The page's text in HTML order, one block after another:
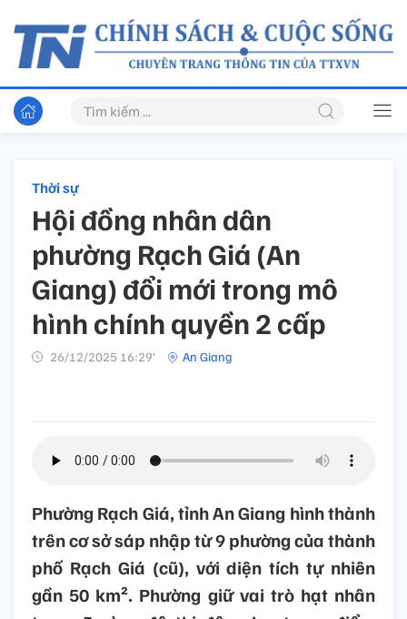
Thời sự
Hội đồng nhân dân
phường Rạch Giá (An
Giang) đổi mới trong mô
hình chính quyền 2 cấp
26/12/2025 16:29’ An Giang
Phường Rạch Giá, tỉnh An Giang hình thành
trên cơ sở sáp nhập từ 9 phường của thành
phố Rạch Giá (cũ), với diện tích tự nhiên
gần 50 km². Phường giữ vai trò hạt nhân